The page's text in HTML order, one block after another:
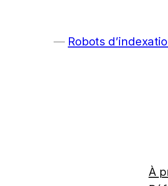
Robots
À